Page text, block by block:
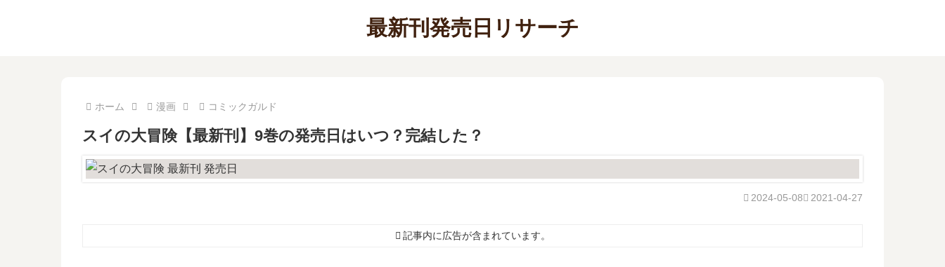
最新刊発売日リサーチ
ホーム 漫画 コミックガルド
スイの大冒険【最新刊】9巻の発売日はいつ？完結した？
2021-04-27
2024-05-08
記事内に広告が含まれています。